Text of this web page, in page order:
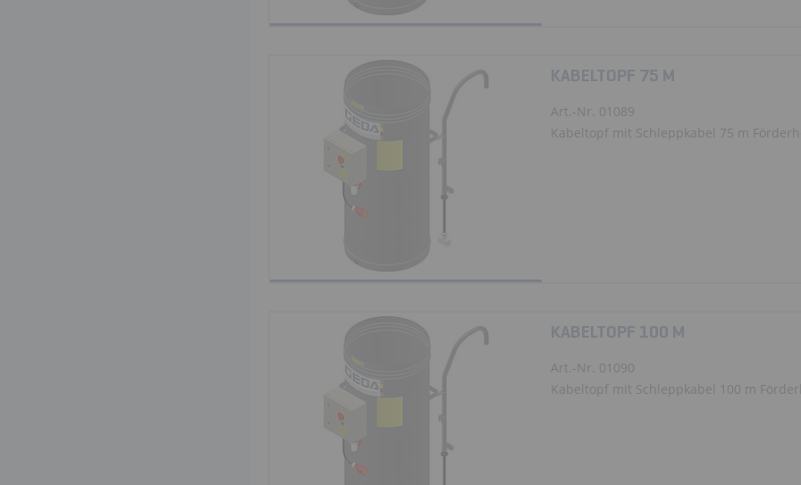
KABELTOPF 75 M
Art.-Nr. 01089
Kabeltopf mit Schleppkabel 75 m
KABELTOPF 100 M
Art.-Nr. 01090
Kabeltopf mit Schleppkabel 100 m